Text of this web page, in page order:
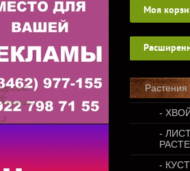
Моя
Растения
-
-
-